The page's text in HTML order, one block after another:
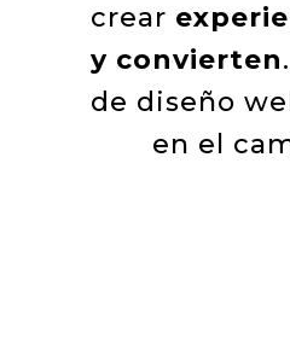
crear
y convierten
de diseño
en el